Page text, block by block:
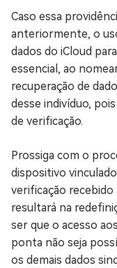
Caso essa
anteriormente, o
dados do iCloud
essencial, ao
recuperação de
desse indivíduo,
de verificação.
Prossiga com o
dispositivo
verificação
resultará na
ser que o acesso
ponta não seja
os demais dados